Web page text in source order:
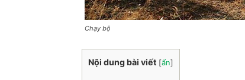
Chạy bộ
Nội dung bài viết [ẩn]